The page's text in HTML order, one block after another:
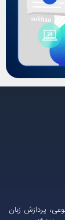
پردازش زبان